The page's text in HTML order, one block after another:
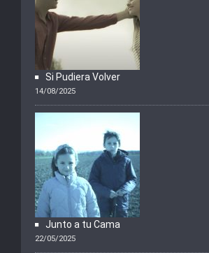
Si Pudiera Volver
14/08/2025
Junto a tu Cama
22/05/2025